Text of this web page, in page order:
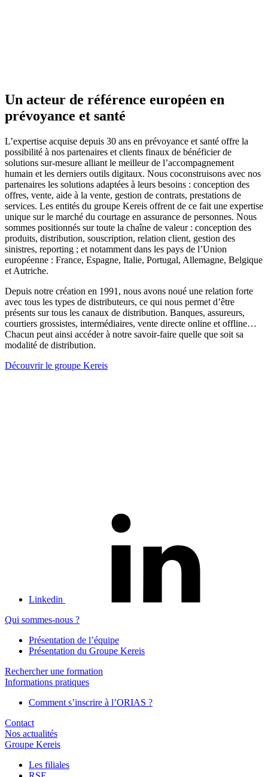
Un acteur de référence européen en
prévoyance et santé
L’expertise acquise depuis 30 ans en prévoyance et santé offre la
possibilité à nos partenaires et clients finaux de bénéficier de
solutions sur-mesure alliant le meilleur de l’accompagnement
humain et les derniers outils digitaux. Nous coconstruisons avec nos
partenaires les solutions adaptées à leurs besoins : conception des
offres, vente, aide à la vente, gestion de contrats, prestations de
services. Les entités du groupe Kereis offrent de ce fait une expertise
unique sur le marché du courtage en assurance de personnes. Nous
sommes positionnés sur toute la chaîne de valeur : conception des
produits, distribution, souscription, relation client, gestion des
sinistres, reporting ; et notamment dans les pays de l’Union
européenne : France, Espagne, Italie, Portugal, Allemagne, Belgique
et Autriche.
Depuis notre création en 1991, nous avons noué une relation forte
avec tous les types de distributeurs, ce qui nous permet d’être
présents sur tous les canaux de distribution. Banques, assureurs,
courtiers grossistes, intermédiaires, vente directe online et offline…
Chacun peut ainsi accéder à notre savoir-faire quelle que soit sa
modalité de distribution.
Découvrir le groupe Kereis
Linkedin
Qui sommes-nous ?
Présentation de l’équipe
Présentation du Groupe Kereis
Rechercher une formation
Informations pratiques
Comment s’inscrire à l’ORIAS ?
Contact
Nos actualités
Groupe Kereis
Les filiales